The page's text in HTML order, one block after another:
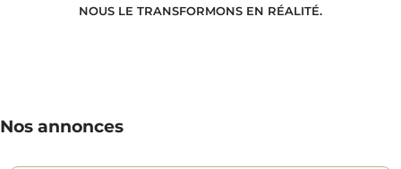
NOUS LE TRANSFORMONS EN RÉALITÉ.
Nos annonces